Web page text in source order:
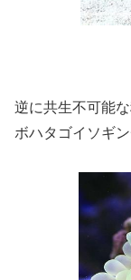
逆に共生不可能
ボハタゴイソギン